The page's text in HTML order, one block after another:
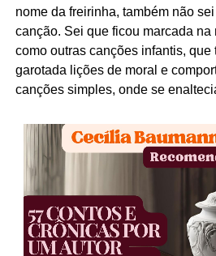
nome da freirinha, também não
canção. Sei que ficou marcada na
como outras canções infantis, que
garotada lições de moral e
canções simples, onde se